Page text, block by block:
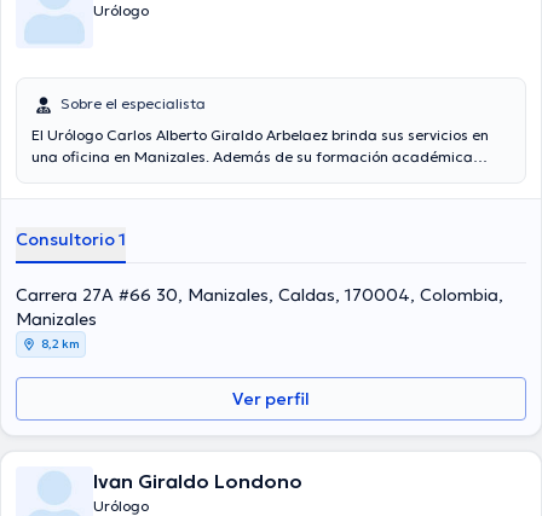
Urólogo
Sobre el especialista
El Urólogo Carlos Alberto Giraldo Arbelaez brinda sus servicios en
una oficina en Manizales. Además de su formación académica
especialidad. El médico posee años de experiencia laboral en su
de diversas asociaciones médicas. Carlos Alberto Giraldo Arbelaez
ha formado parte en cuantiosas conferencias con la finalidad de
tener una formación continua en su temática de especialización y
ha publicado diferentes ediciones. Su cita se puede realizar en
Español.
Consultorio 1
Carrera 27A #66 30, Manizales, Caldas, 170004, Colombia,
Manizales
8,2 km
Ver perfil
Ivan Giraldo Londono
Urólogo